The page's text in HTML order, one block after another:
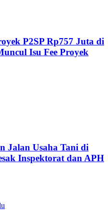
P2SP Rp757 Juta di
Isu Fee Proyek
Jalan Usaha Tani di
Inspektorat dan APH